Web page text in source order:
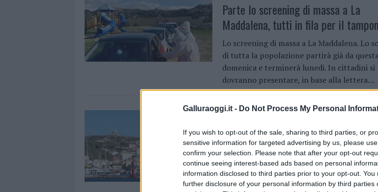
Galluraoggi.it - Do Not Process My Personal
If you wish to opt-out of the sale, sharing to third parties, or
sensitive information for targeted advertising by us, please
confirm your selection. Please note that after your opt-out
continue seeing interest-based ads based on personal
information disclosed to third parties prior to your opt-out.
further disclosure of your personal information by third parties
Parte lo screening di massa a La
Maddalena, tutti in fila per il
Lo screening di massa a La Maddalena. Lo
di tutta la popolazione partirà già da
domenica e terminerà lunedi. In cittadini si
dovranno presentare, in base alla lettera…
LA MADDALENA 27 FEBBRAIO 2021
Parte lo screening di massa a La
Maddalena: il programma per
lunedì
Il programma dello screening a La